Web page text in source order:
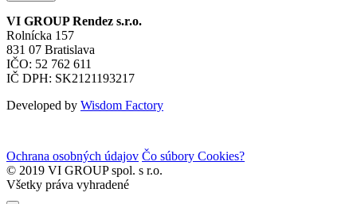
VI GROUP Rendez s.r.o.
Rolnícka 157
831 07 Bratislava
IČO: 52 762 611
IČ DPH: SK2121193217
Developed by Wisdom Factory
Ochrana osobných údajov Čo súbory Cookies?
© 2019 VI GROUP spol. s r.o.
Všetky práva vyhradené